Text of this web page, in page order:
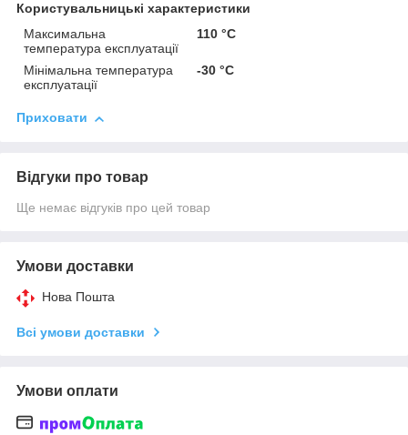
Користувальницькі характеристики
Максимальна
температура експлуатації
110 °С
Мінімальна температура
експлуатації
-30 °С
Приховати
Відгуки про товар
Ще немає відгуків про цей товар
Умови доставки
Нова Пошта
Всі умови доставки
Умови оплати